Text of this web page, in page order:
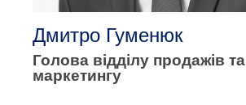
Дмитро Гуменюк
Голова відділу продажів та
маркетингу